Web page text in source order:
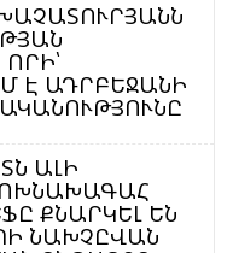
ԱԼԻ
ՔՆԱՐԿԵԼ ԵՆ
ՆԱԽՉԸՎԱՆ